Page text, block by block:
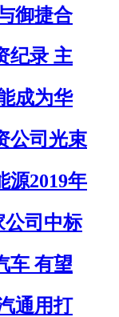
御捷合
纪录 主
成为华
公司光束
源2019年
公司中标
车 有望
通用打